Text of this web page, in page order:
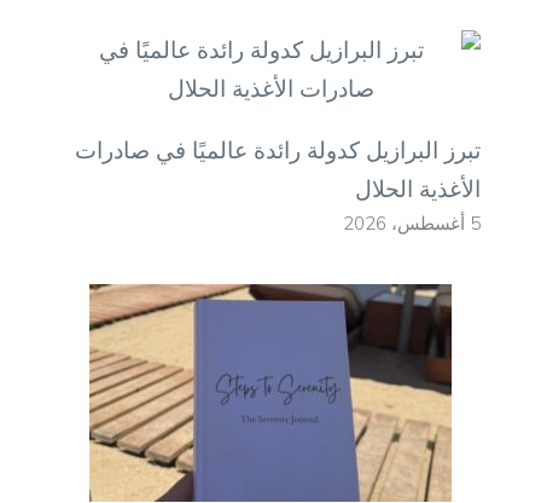
تبرز البرازيل كدولة رائدة عالميًا في صادرات
الأغذية الحلال
5 أغسطس، 2026